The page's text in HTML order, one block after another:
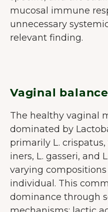
mucosal immune
unnecessary
relevant finding.
Vaginal balance
The healthy vaginal
dominated by
primarily L.
iners, L. gasseri, and
varying
individual. This
dominance through
WELKOM
Op onze
cookies die